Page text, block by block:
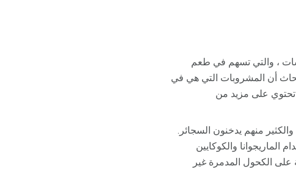
، والتي تسهم في طعم
أن المشروبات التي هي في
تحتوي على مزيد من
منهم يدخنون السجائر.
والكوكايين
على الكحول المدمرة غير